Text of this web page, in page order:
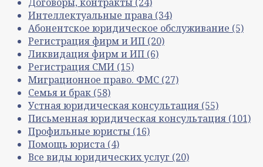
Интеллектуальные права (34)
Абонентское юридическое обслуживание (5)
Регистрация фирм и ИП (20)
Ликвидация фирм и ИП (6)
Регистрация СМИ (15)
Миграционное право. ФМС (27)
Семья и брак (58)
Устная юридическая консультация (55)
Письменная юридическая консультация (101)
Профильные юристы (16)
Помощь юриста (4)
Все виды юридических услуг (20)